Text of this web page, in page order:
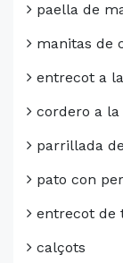
paella de
manitas de
entrecot a
cordero a la
parrillada
pato con
entrecot de
calçots